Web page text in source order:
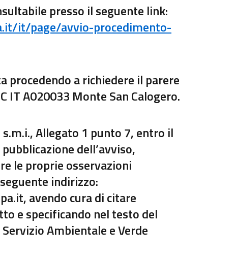
presso il seguente link:
it/page/avvio-procedimento-
procedendo a richiedere il parere
IT A020033 Monte San Calogero.
Allegato 1 punto 7, entro il
dell’avviso,
le proprie osservazioni
indirizzo:
avendo cura di citare
e specificando nel testo del
Ambientale e Verde